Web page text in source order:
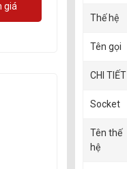
giá
Thế hệ
Tên gọi
CHI TIẾT
Socket
Tên thế
hệ